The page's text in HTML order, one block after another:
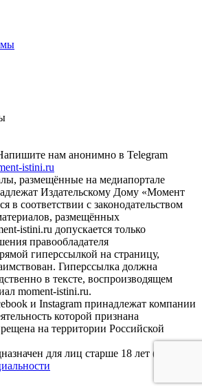
нам анонимно в Telegram
istini.ru
размещённые на медиапортале
Издательскому Дому «Момент
в соответствии с законодательством
размещённых
istini.ru допускается только
правообладателя
гиперссылкой на страницу,
Гиперссылка должна
в тексте, воспроизводящем
moment-istini.ru.
и Instagram принадлежат компании
которой признана
на территории Российской
для лиц старше 18 лет (18+).